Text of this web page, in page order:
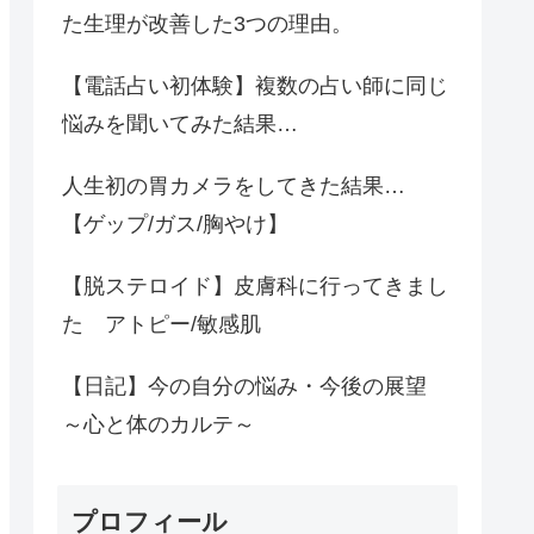
た生理が改善した3つの理由。
【電話占い初体験】複数の占い師に同じ
悩みを聞いてみた結果…
人生初の胃カメラをしてきた結果…
【ゲップ/ガス/胸やけ】
【脱ステロイド】皮膚科に行ってきまし
た アトピー/敏感肌
【日記】今の自分の悩み・今後の展望
～心と体のカルテ～
プロフィール